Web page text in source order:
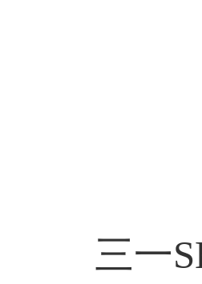
三一